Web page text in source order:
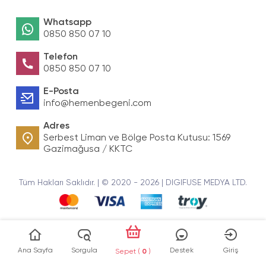
Whatsapp
0850 850 07 10
Telefon
0850 850 07 10
E-Posta
info@hemenbegeni.com
Adres
Serbest Liman ve Bölge Posta Kutusu: 1569
Gazimağusa / KKTC
Tüm Hakları Saklıdır. | © 2020 - 2026 | DIGIFUSE MEDYA LTD.
Ana Sayfa Sorgula Sepet ( 0 ) Destek Giriş